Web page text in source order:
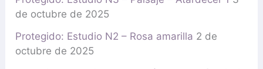
de octubre de 2025
Protegido: Estudio N2 – Rosa amarilla 2 de
octubre de 2025